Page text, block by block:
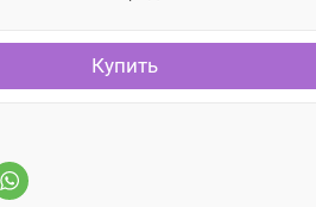
Купить